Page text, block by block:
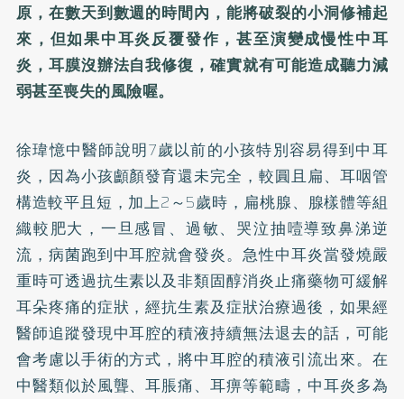
原，在數天到數週的時間內，能將破裂的小洞修補起
來，但如果中耳炎反覆發作，甚至演變成慢性中耳
炎，耳膜沒辦法自我修復，確實就有可能造成聽力減
弱甚至喪失的風險喔。
徐瑋憶中醫師說明7歲以前的小孩特別容易得到中耳
炎，因為小孩顱顏發育還未完全，較圓且扁、耳咽管
構造較平且短，加上2～5歲時，扁桃腺、腺樣體等組
織較肥大，一旦感冒、過敏、哭泣抽噎導致鼻涕逆
流，病菌跑到中耳腔就會發炎。急性中耳炎當發燒嚴
重時可透過抗生素以及非類固醇消炎止痛藥物可緩解
耳朵疼痛的症狀，經抗生素及症狀治療過後，如果經
醫師追蹤發現中耳腔的積液持續無法退去的話，可能
會考慮以手術的方式，將中耳腔的積液引流出來。在
中醫類似於風聾、耳脹痛、耳痹等範疇，中耳炎多為